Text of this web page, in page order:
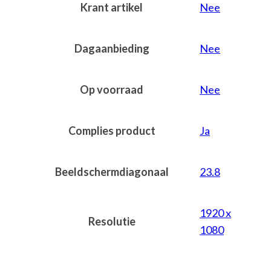
Krant artikel Nee
Dagaanbieding Nee
Op voorraad Nee
Complies product Ja
Beeldschermdiagonaal 23.8
Resolutie
1920 x
1080